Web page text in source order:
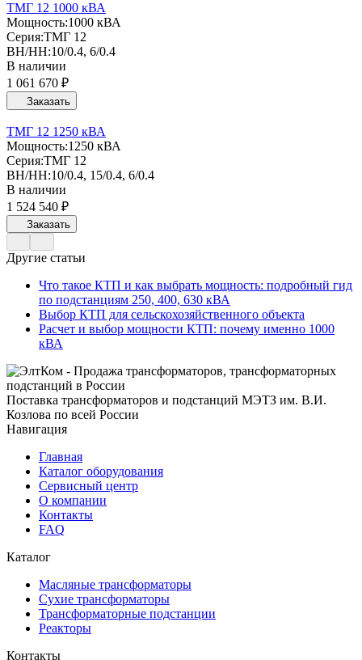
ТМГ 12 1000 кВА
Мощность:1000 кВА
Серия:ТМГ 12
ВН/НН:10/0.4, 6/0.4
В наличии
1 061 670 ₽
Заказать
ТМГ 12 1250 кВА
Мощность:1250 кВА
Серия:ТМГ 12
ВН/НН:10/0.4, 15/0.4, 6/0.4
В наличии
1 524 540 ₽
Заказать
Другие статьи
Что такое КТП и как выбрать мощность: подробный гид
по подстанциям 250, 400, 630 кВА
Выбор КТП для сельскохозяйственного объекта
Расчет и выбор мощности КТП: почему именно 1000
кВА
Поставка трансформаторов и подстанций МЭТЗ им. В.И.
Козлова по всей России
Навигация
Главная
Каталог оборудования
Сервисный центр
О компании
Контакты
FAQ
Каталог
Масляные трансформаторы
Сухие трансформаторы
Трансформаторные подстанции
Реакторы
Контакты